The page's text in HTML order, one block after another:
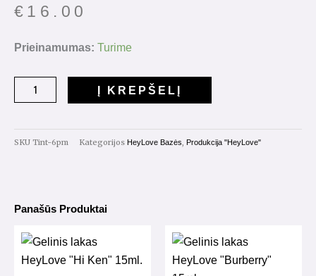
€ 16.00
Prieinamumas: Turime
produkto
Base
p.m"
Į KREPŠELĮ
SKU Tint-6pm Kategorijos HeyLove Bazės, Produkcija "HeyLove"
Panašūs Produktai